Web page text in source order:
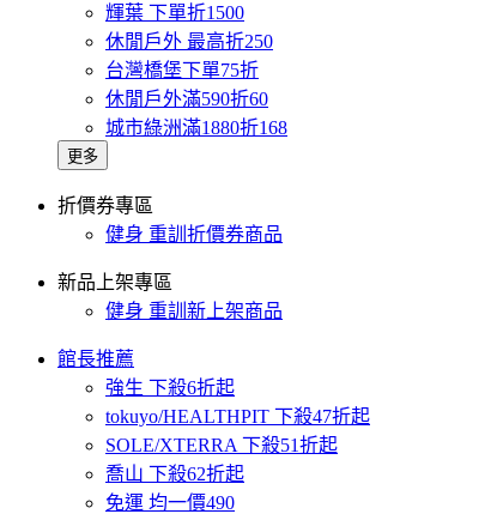
輝葉 下單折1500
休閒戶外 最高折250
台灣橋堡下單75折
休閒戶外滿590折60
城市綠洲滿1880折168
更多
折價券專區
健身 重訓折價券商品
新品上架專區
健身 重訓新上架商品
館長推薦
強生 下殺6折起
tokuyo/HEALTHPIT 下殺47折起
SOLE/XTERRA 下殺51折起
喬山 下殺62折起
免運 均一價490